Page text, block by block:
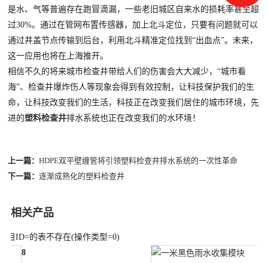
是水、气等普遍存在跑冒滴漏，一些老旧城区自来水的损耗率甚至超
过30%。通过在管网布置传感器，加上北斗定位，只要有问题就可以
通过井盖节点传输到后台，利用北斗精准定位找到“出血点”。未来，
这一应用也将在上海推开。
相信不久的将来城市检查井带给人们的伤害会大大减少，“城市看
海”、检查井爆炸伤人等现象会得到有效控制，让科技保护我们的生
命，让科技改变我们的生活，科技正在改变我们居住的城市环境，先
进的塑料检查井排水系统也正在改变我们的水环境！
上一篇：HDPE双平壁缠管将引领塑料检查井排水系统的一次性革命
下一篇：逐渐成熟化的塑料检查井
相关产品
目ID=的表不存在(操作类型=0)